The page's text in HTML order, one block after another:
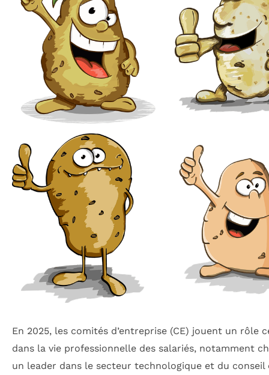
En 2025, les comités d’entreprise (CE) jouent un rôle
dans la vie professionnelle des salariés, notamment
un leader dans le secteur technologique et du conseil